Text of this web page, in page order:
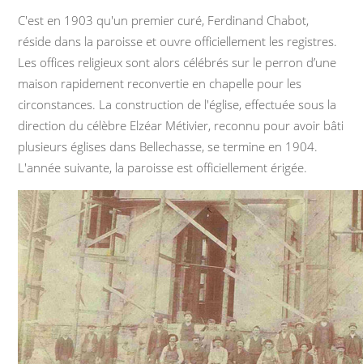
C'est en 1903 qu'un premier curé, Ferdinand Chabot,
réside dans la paroisse et ouvre officiellement les registres.
Les offices religieux sont alors célébrés sur le perron d’une
maison rapidement reconvertie en chapelle pour les
circonstances. La construction de l'église, effectuée sous la
direction du célèbre Elzéar Métivier, reconnu pour avoir bâti
plusieurs églises dans Bellechasse, se termine en 1904.
L'année suivante, la paroisse est officiellement érigée.